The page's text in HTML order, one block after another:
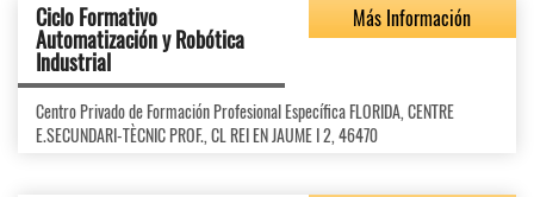
Ciclo Formativo
Automatización y Robótica
Industrial
Más Información
Centro Privado de Formación Profesional Específica FLORIDA, CENTRE
E.SECUNDARI-TÈCNIC PROF., CL REI EN JAUME I 2, 46470